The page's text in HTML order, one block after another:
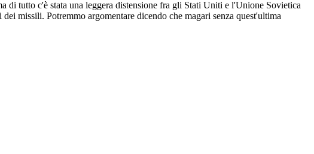
tutto c'è stata una leggera distensione fra gli Stati Uniti e l'Unione Sovietica
missili. Potremmo argomentare dicendo che magari senza quest'ultima